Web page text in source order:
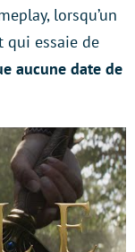
lorsqu’un
qui essaie de
aucune date de